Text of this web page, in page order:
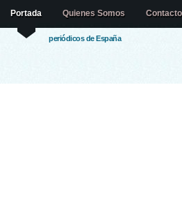
periódicos de España
Portada Quienes Somos Contacto